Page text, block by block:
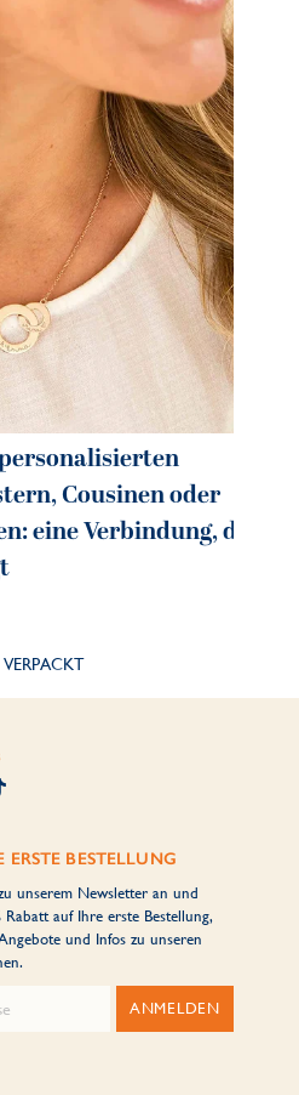
Cousinen oder
eine Verbindung, die
ERSTE BESTELLUNG
unserem Newsletter an und
Rabatt auf Ihre erste Bestellung,
und Infos zu unseren
ANMELDEN